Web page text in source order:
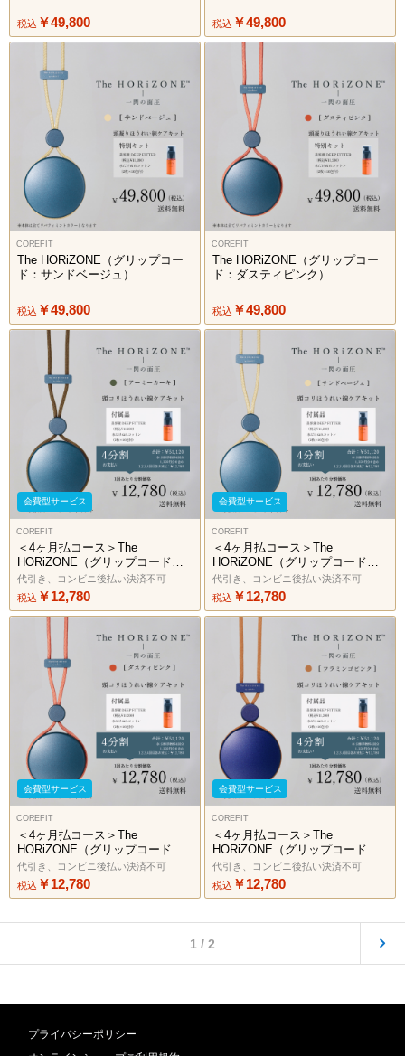
税込 ￥49,800 税込 ￥49,800
COREFIT
The HORiZONE（グリップコー
ド：サンドベージュ）
税込 ￥49,800
COREFIT
The HORiZONE（グリップコー
ド：ダスティピンク）
税込 ￥49,800
会費型サービス
COREFIT
＜4ヶ月払コース＞The
HORiZONE（グリップコード：
アーミーカーキ）2606
代引き、コンビニ後払い決済不可
税込 ￥12,780
会費型サービス
COREFIT
＜4ヶ月払コース＞The
HORiZONE（グリップコード：
サンドベージュ）2606
代引き、コンビニ後払い決済不可
税込 ￥12,780
会費型サービス
COREFIT
＜4ヶ月払コース＞The
HORiZONE（グリップコード：
ダスティピンク）2606
代引き、コンビニ後払い決済不可
税込 ￥12,780
会費型サービス
COREFIT
＜4ヶ月払コース＞The
HORiZONE（グリップコード：
フラミンゴピンク）2606
代引き、コンビニ後払い決済不可
税込 ￥12,780
1 / 2
プライバシーポリシー